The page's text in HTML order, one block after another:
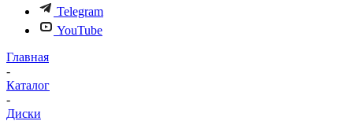
Telegram
YouTube
Главная
-
Каталог
-
Диски